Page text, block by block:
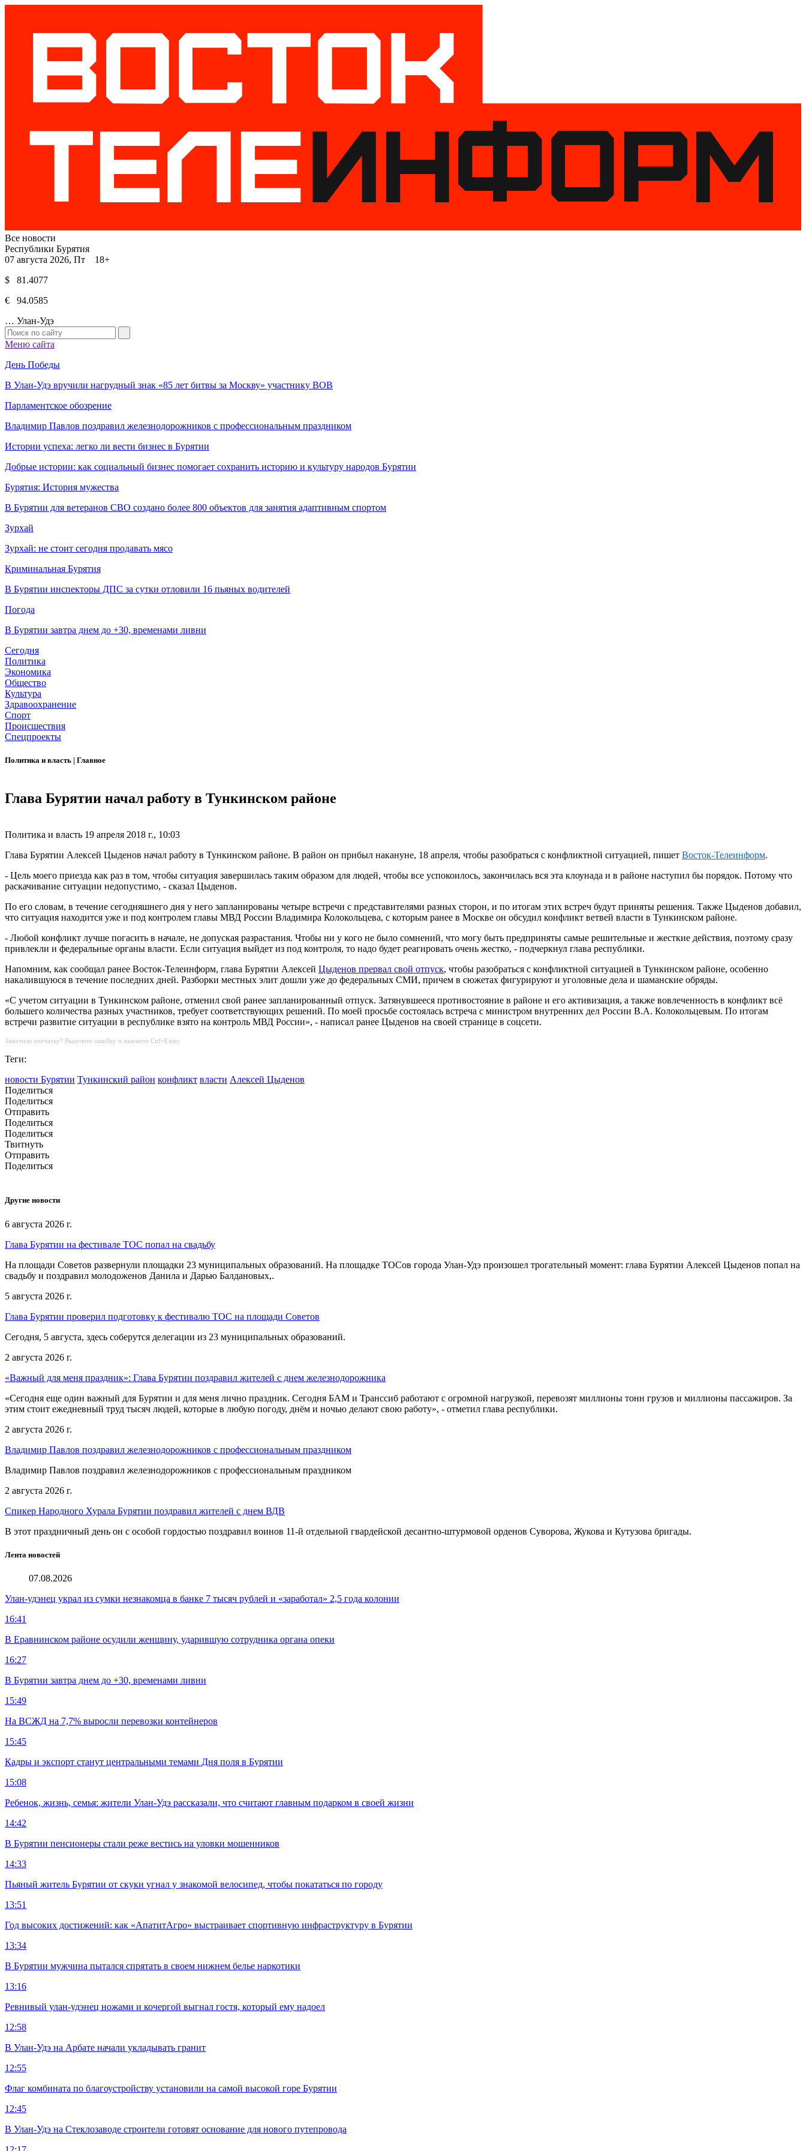
Все новости
Республики Бурятия
07 августа 2026, Пт 18+
$ 81.4077
€ 94.0585
… Улан-Удэ
Меню сайта
День Победы
В Улан-Удэ вручили нагрудный знак «85 лет битвы за Москву» участнику ВОВ
Парламентское обозрение
Владимир Павлов поздравил железнодорожников с профессиональным праздником
Истории успеха: легко ли вести бизнес в Бурятии
Добрые истории: как социальный бизнес помогает сохранить историю и культуру народов Бурятии
Бурятия: История мужества
В Бурятии для ветеранов СВО создано более 800 объектов для занятия адаптивным спортом
Зурхай
Зурхай: не стоит сегодня продавать мясо
Криминальная Бурятия
В Бурятии инспекторы ДПС за сутки отловили 16 пьяных водителей
Погода
В Бурятии завтра днем до +30, временами ливни
Сегодня
Политика
Экономика
Общество
Культура
Здравоохранение
Спорт
Происшествия
Спецпроекты
Политика и власть | Главное
Глава Бурятии начал работу в Тункинском районе
Политика и власть 19 апреля 2018 г., 10:03
Глава Бурятии Алексей Цыденов начал работу в Тункинском районе. В район он прибыл накануне, 18 апреля, чтобы разобраться с конфликтной ситуацией, пишет Восток-Телеинформ.
- Цель моего приезда как раз в том, чтобы ситуация завершилась таким образом для людей, чтобы все успокоилось, закончилась вся эта клоунада и в районе наступил бы порядок. Потому что
раскачивание ситуации недопустимо, - сказал Цыденов.
По его словам, в течение сегодняшнего дня у него запланированы четыре встречи с представителями разных сторон, и по итогам этих встреч будут приняты решения. Также Цыденов добавил,
что ситуация находится уже и под контролем главы МВД России Владимира Колокольцева, с которым ранее в Москве он обсудил конфликт ветвей власти в Тункинском районе.
- Любой конфликт лучше погасить в начале, не допуская разрастания. Чтобы ни у кого не было сомнений, что могу быть предприняты самые решительные и жесткие действия, поэтому сразу
привлекли и федеральные органы власти. Если ситуация выйдет из под контроля, то надо будет реагировать очень жестко, - подчеркнул глава республики.
Напомним, как сообщал ранее Восток-Телеинформ, глава Бурятии Алексей Цыденов прервал свой отпуск, чтобы разобраться с конфликтной ситуацией в Тункинском районе, особенно
накалившуюся в течение последних дней. Разборки местных элит дошли уже до федеральных СМИ, причем в сюжетах фигурируют и уголовные дела и шаманские обряды.
«С учетом ситуации в Тункинском районе, отменил свой ранее запланированный отпуск. Затянувшееся противостояние в районе и его активизация, а также вовлеченность в конфликт всё
большего количества разных участников, требует соответствующих решений. По моей просьбе состоялась встреча с министром внутренних дел России В.А. Колокольцевым. По итогам
встречи развитие ситуации в республике взято на контроль МВД России», - написал ранее Цыденов на своей странице в соцсети.
Заметили опечатку? Выделите ошибку и нажмите Ctrl+Enter.
Теги:
новости Бурятии Тункинский район конфликт власти Алексей Цыденов
Поделиться
Поделиться
Отправить
Поделиться
Поделиться
Твитнуть
Отправить
Поделиться
Другие новости
6 августа 2026 г.
Глава Бурятии на фестивале ТОС попал на свадьбу
На площади Советов развернули площадки 23 муниципальных образований. На площадке ТОСов города Улан-Удэ произошел трогательный момент: глава Бурятии Алексей Цыденов попал на
свадьбу и поздравил молодоженов Данила и Дарью Балдановых,.
5 августа 2026 г.
Глава Бурятии проверил подготовку к фестивалю ТОС на площади Советов
Сегодня, 5 августа, здесь соберутся делегации из 23 муниципальных образований.
2 августа 2026 г.
«Важный для меня праздник»: Глава Бурятии поздравил жителей с днем железнодорожника
«Сегодня еще один важный для Бурятии и для меня лично праздник. Сегодня БАМ и Транссиб работают с огромной нагрузкой, перевозят миллионы тонн грузов и миллионы пассажиров. За
этим стоит ежедневный труд тысяч людей, которые в любую погоду, днём и ночью делают свою работу», - отметил глава республики.
2 августа 2026 г.
Владимир Павлов поздравил железнодорожников с профессиональным праздником
Владимир Павлов поздравил железнодорожников с профессиональным праздником
2 августа 2026 г.
Спикер Народного Хурала Бурятии поздравил жителей с днем ВДВ
В этот праздничный день он с особой гордостью поздравил воинов 11-й отдельной гвардейской десантно-штурмовой орденов Суворова, Жукова и Кутузова бригады.
Лента новостей
07.08.2026
Улан-удэнец украл из сумки незнакомца в банке 7 тысяч рублей и «заработал» 2,5 года колонии
16:41
В Еравнинском районе осудили женщину, ударившую сотрудника органа опеки
16:27
В Бурятии завтра днем до +30, временами ливни
15:49
На ВСЖД на 7,7% выросли перевозки контейнеров
15:45
Кадры и экспорт станут центральными темами Дня поля в Бурятии
15:08
Ребенок, жизнь, семья: жители Улан-Удэ рассказали, что считают главным подарком в своей жизни
14:42
В Бурятии пенсионеры стали реже вестись на уловки мошенников
14:33
Пьяный житель Бурятии от скуки угнал у знакомой велосипед, чтобы покататься по городу
13:51
Год высоких достижений: как «АпатитАгро» выстраивает спортивную инфраструктуру в Бурятии
13:34
В Бурятии мужчина пытался спрятать в своем нижнем белье наркотики
13:16
Ревнивый улан-удэнец ножами и кочергой выгнал гостя, который ему надоел
12:58
В Улан-Удэ на Арбате начали укладывать гранит
12:55
Флаг комбината по благоустройству установили на самой высокой горе Бурятии
12:45
В Улан-Удэ на Стеклозаводе строители готовят основание для нового путепровода